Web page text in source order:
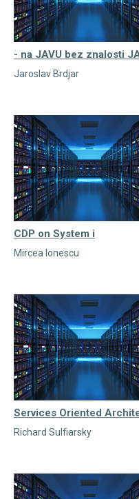
- na JAVU bez znalosti
Jaroslav Brdjar
CDP on System i
Mircea Ionescu
Services Oriented
Richard Sulfiarsky